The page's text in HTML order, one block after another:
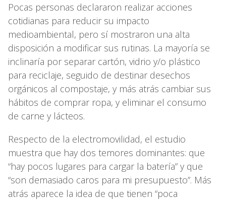
Pocas personas declararon realizar acciones
cotidianas para reducir su impacto
medioambiental, pero sí mostraron una alta
disposición a modificar sus rutinas. La mayoría se
inclinaría por separar cartón, vidrio y/o plástico
para reciclaje, seguido de destinar desechos
orgánicos al compostaje, y más atrás cambiar sus
hábitos de comprar ropa, y eliminar el consumo
de carne y lácteos.
Respecto de la electromovilidad, el estudio
muestra que hay dos temores dominantes: que
“hay pocos lugares para cargar la batería” y que
“son demasiado caros para mi presupuesto”. Más
atrás aparece la idea de que tienen “poca